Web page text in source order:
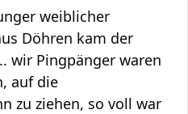
weiblicher
Döhren kam der
wir Pingpänger waren
auf die
zu ziehen, so voll war